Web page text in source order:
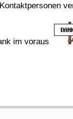
im voraus